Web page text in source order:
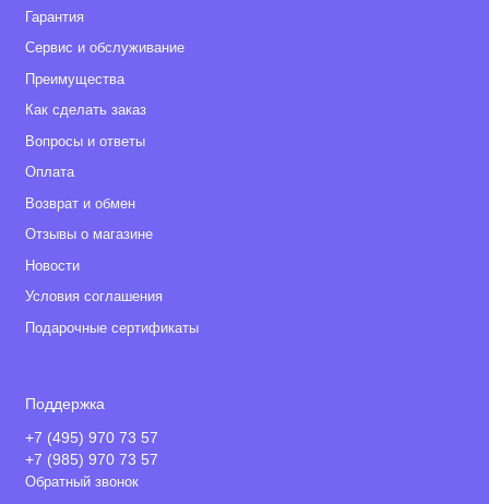
Гарантия
Сервис и обслуживание
Преимущества
Как сделать заказ
Вопросы и ответы
Оплата
Возврат и обмен
Отзывы о магазине
Новости
Условия соглашения
Подарочные сертификаты
Поддержка
+7 (495) 970 73 57
+7 (985) 970 73 57
Обратный звонок